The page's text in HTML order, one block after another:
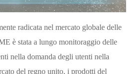
radicata nel mercato globale delle
è stata a lungo monitoraggio delle
nella domanda degli utenti nella
del regno unito, i prodotti del